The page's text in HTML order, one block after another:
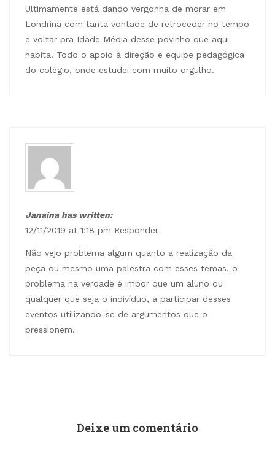
Ultimamente está dando vergonha de morar em
Londrina com tanta vontade de retroceder no tempo
e voltar pra Idade Média desse povinho que aqui
habita. Todo o apoio à direção e equipe pedagógica
do colégio, onde estudei com muito orgulho.
Janaina has written:
12/11/2019 at 1:18 pm Responder
Não vejo problema algum quanto a realização da
peça ou mesmo uma palestra com esses temas, o
problema na verdade é impor que um aluno ou
qualquer que seja o indivíduo, a participar desses
eventos utilizando-se de argumentos que o
pressionem.
Deixe um comentário